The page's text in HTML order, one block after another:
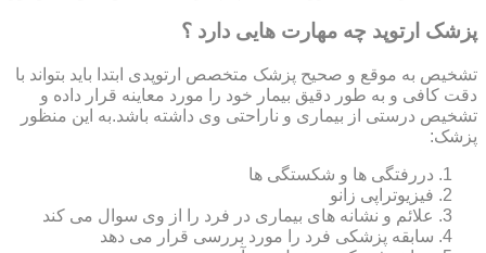
پزشک ارتوپد چه مهارت هایی دارد ؟
تشخیص به موقع و صحیح پزشک متخصص ارتوپدی ابتدا باید بتواند با
دقت کافی و به طور دقیق بیمار خود را مورد معاینه قرار داده و
تشخیص درستی از بیماری و ناراحتی وی داشته باشد.به این منظور
پزشک:
دررفتگی ها و شکستگی ها
فیزیوتراپی زانو
علائم و نشانه های بیماری در فرد را از وی سوال می کند
سابقه پزشکی فرد را مورد بررسی قرار می دهد